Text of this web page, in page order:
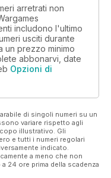
easily
arretrati non
includono l'ultimo
usciti durante
un prezzo minimo
abbonarvi, date
Opzioni di
di singoli numeri su un
variare rispetto agli
illustrativo. Gli
e tutti i numeri regolari
indicato.
a meno che non
24 ore prima della scadenza